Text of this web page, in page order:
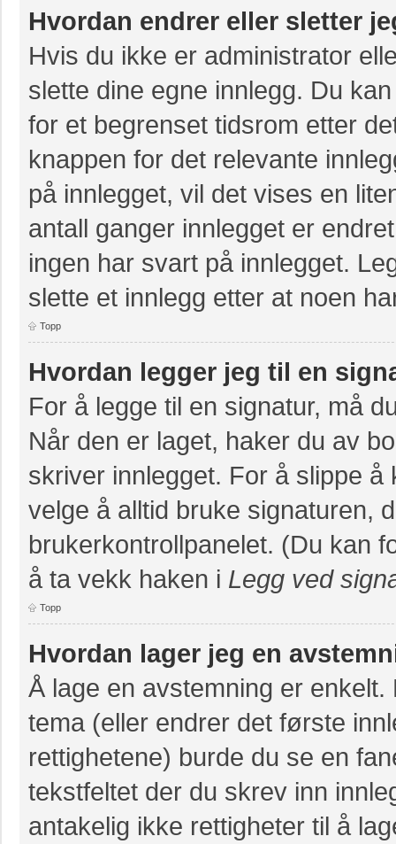
Hvordan endrer eller sletter
Hvis du ikke er administrator
slette dine egne innlegg. Du
for et begrenset tidsrom etter
knappen for det relevante
på innlegget, vil det vises en
antall ganger innlegget er
ingen har svart på innlegget.
slette et innlegg etter at noen
Topp
Hvordan legger jeg til en
For å legge til en signatur, må
Når den er laget, haker du av
skriver innlegget. For å slippe
velge å alltid bruke signaturen,
brukerkontrollpanelet. (Du kan
å ta vekk haken i Legg ved
Topp
Hvordan lager jeg en
Å lage en avstemning er
tema (eller endrer det første
rettighetene) burde du se en
tekstfeltet der du skrev inn
antakelig ikke rettigheter til å